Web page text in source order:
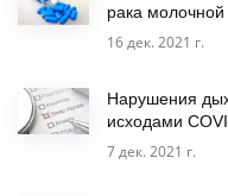
рака
16 дек. 2021 г.
Нарушения
исходами
7 дек. 2021 г.